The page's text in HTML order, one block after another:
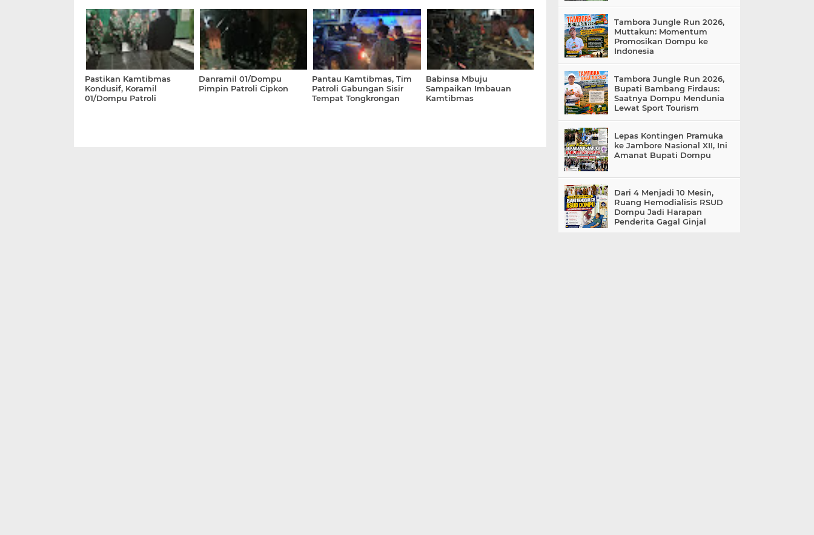
Pastikan Kamtibmas
Kondusif, Koramil
01/Dompu Patroli
Danramil 01/Dompu
Pimpin Patroli Cipkon
Pantau Kamtibmas, Tim
Patroli Gabungan Sisir
Tempat Tongkrongan
Babinsa Mbuju
Sampaikan Imbauan
Kamtibmas
Tambora Jungle Run 2026,
Muttakun: Momentum
Promosikan Dompu ke
Indonesia
Tambora Jungle Run 2026,
Bupati Bambang Firdaus:
Saatnya Dompu Mendunia
Lewat Sport Tourism
Lepas Kontingen Pramuka
ke Jambore Nasional XII, Ini
Amanat Bupati Dompu
Dari 4 Menjadi 10 Mesin,
Ruang Hemodialisis RSUD
Dompu Jadi Harapan
Penderita Gagal Ginjal